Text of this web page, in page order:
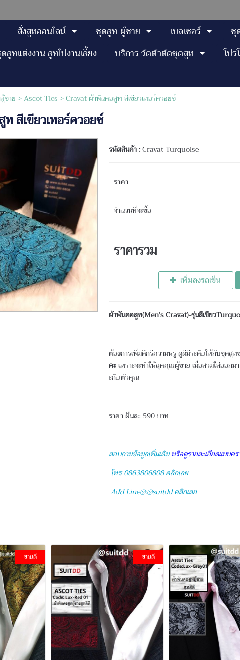
สั่งสูทออนไลน์ ชุดสูท ผู้ชาย เบลเซอร์ ชุ
สูทแต่งงาน สูทไปงานเลี้ยง บริการ วัดตัวตัดชุดสูท โป
ชาย >Ascot Ties > Cravat ผ้าพันคอสูท สีเขียวเทอร์ควอยซ์
สีเขียวเทอร์ควอยซ์
รหัสสินค้า :Cravat-Turquoise
ราคา
จำนวนที่จะซื้อ
ราคารวม
เพิ่มลงรถเข็น
ผ้าพันคอสูท(Men's Cravat)-รุ่นสีเขียว
ต้องการเพิ่มดีกรีความหรู ดูดีมีระดับให้กับชุดสู
คะเพราะจะทำให้ลุคคุณผู้ชาย เมื่อสวมใส่ออกม
ะกับตัวคุณ
ราคา ผืนละ 590 บาท
สอบถามข้อมูลเพิ่มเติมหรือดูรายละเอียดแบบค
โทร 0863806808 คลิกเลย
Add Line@:@suitdd คลิกเลย
ขายดี ขายดี